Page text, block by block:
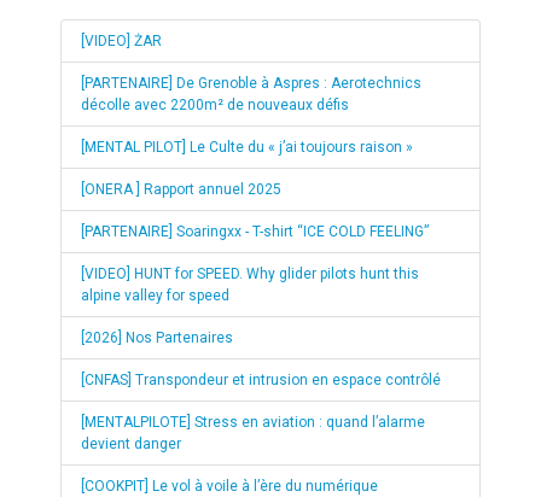
[VIDEO] ŻAR
[PARTENAIRE] De Grenoble à Aspres : Aerotechnics
décolle avec 2200m² de nouveaux défis
[MENTAL PILOT] Le Culte du « j’ai toujours raison »
[ONERA ] Rapport annuel 2025
[PARTENAIRE] Soaringxx - T-shirt “ICE COLD FEELING”
[VIDEO] HUNT for SPEED. Why glider pilots hunt this
alpine valley for speed
[2026] Nos Partenaires
[CNFAS] Transpondeur et intrusion en espace contrôlé
[MENTALPILOTE] Stress en aviation : quand l’alarme
devient danger
[COOKPIT] Le vol à voile à l’ère du numérique